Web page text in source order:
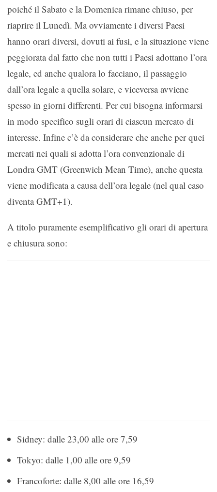
poiché il Sabato e la Domenica rimane chiuso, per
riaprire il Lunedì. Ma ovviamente i diversi Paesi
hanno orari diversi, dovuti ai fusi, e la situazione viene
peggiorata dal fatto che non tutti i Paesi adottano l’ora
legale, ed anche qualora lo facciano, il passaggio
dall’ora legale a quella solare, e viceversa avviene
spesso in giorni differenti. Per cui bisogna informarsi
in modo specifico sugli orari di ciascun mercato di
interesse. Infine c’è da considerare che anche per quei
mercati nei quali si adotta l’ora convenzionale di
Londra GMT (Greenwich Mean Time), anche questa
viene modificata a causa dell’ora legale (nel qual caso
diventa GMT+1).
A titolo puramente esemplificativo gli orari di apertura
e chiusura sono:
Sidney: dalle 23,00 alle ore 7,59
Tokyo: dalle 1,00 alle ore 9,59
Francoforte: dalle 8,00 alle ore 16,59